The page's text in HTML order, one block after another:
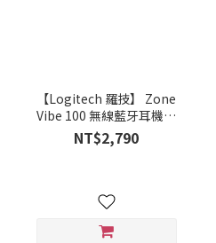
【Logitech 羅技】 Zone
Vibe 100 無線藍牙耳機麥
克風(石墨灰/珍珠白/玫瑰
粉)
NT$2,790